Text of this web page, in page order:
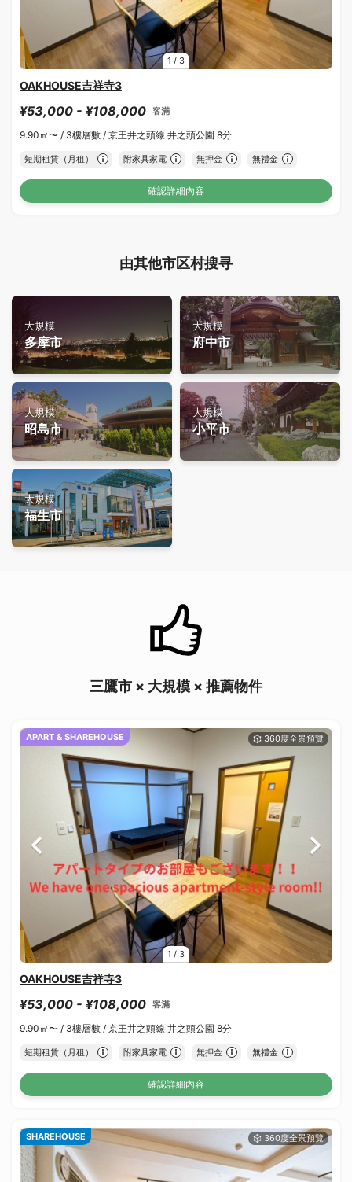
1 / 3
OAKHOUSE吉祥寺3
¥53,000 - ¥108,000 客滿
9.90㎡〜 / 3樓層數 / 京王井之頭線 井之頭公園 8分
短期租賃（月租） 附家具家電 無押金 無禮金
確認詳細內容
由其他市区村搜寻
大規模
多摩市
大規模
府中市
大規模
昭島市
大規模
小平市
大規模
福生市
三鷹市 × 大規模 × 推薦物件
1 / 3
APART & SHAREHOUSE
OAKHOUSE吉祥寺3
¥53,000 - ¥108,000 客滿
9.90㎡〜 / 3樓層數 / 京王井之頭線 井之頭公園 8分
短期租賃（月租） 附家具家電 無押金 無禮金
確認詳細內容
SHAREHOUSE